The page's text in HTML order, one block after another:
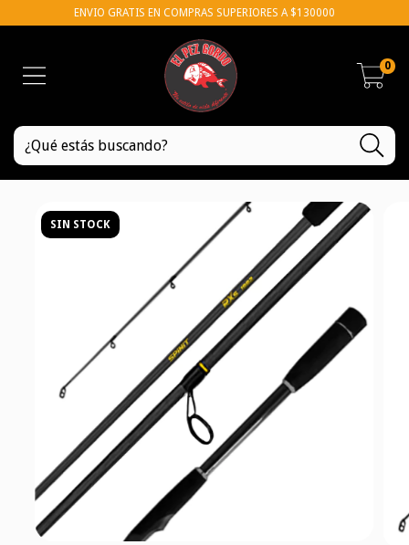
ENVIO GRATIS EN COMPRAS SUPERIORES A $130000
0
SIN STOCK